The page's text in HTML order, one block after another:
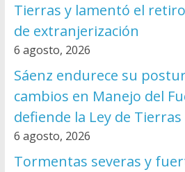
Tierras y lamentó el
de extranjerización
6 agosto, 2026
Sáenz endurece su
cambios en Manejo del
defiende la Ley de Tierras
6 agosto, 2026
Tormentas severas y